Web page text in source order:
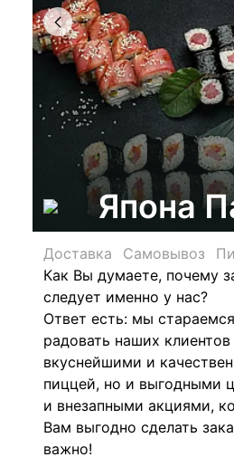
Япона
Доставка Самовывоз
Как Вы думаете, почему
следует именно у нас?
Ответ есть: мы
радовать наших
вкуснейшими и
пиццей, но и выгодными
и внезапными акциями,
Вам выгодно сделать
важно!